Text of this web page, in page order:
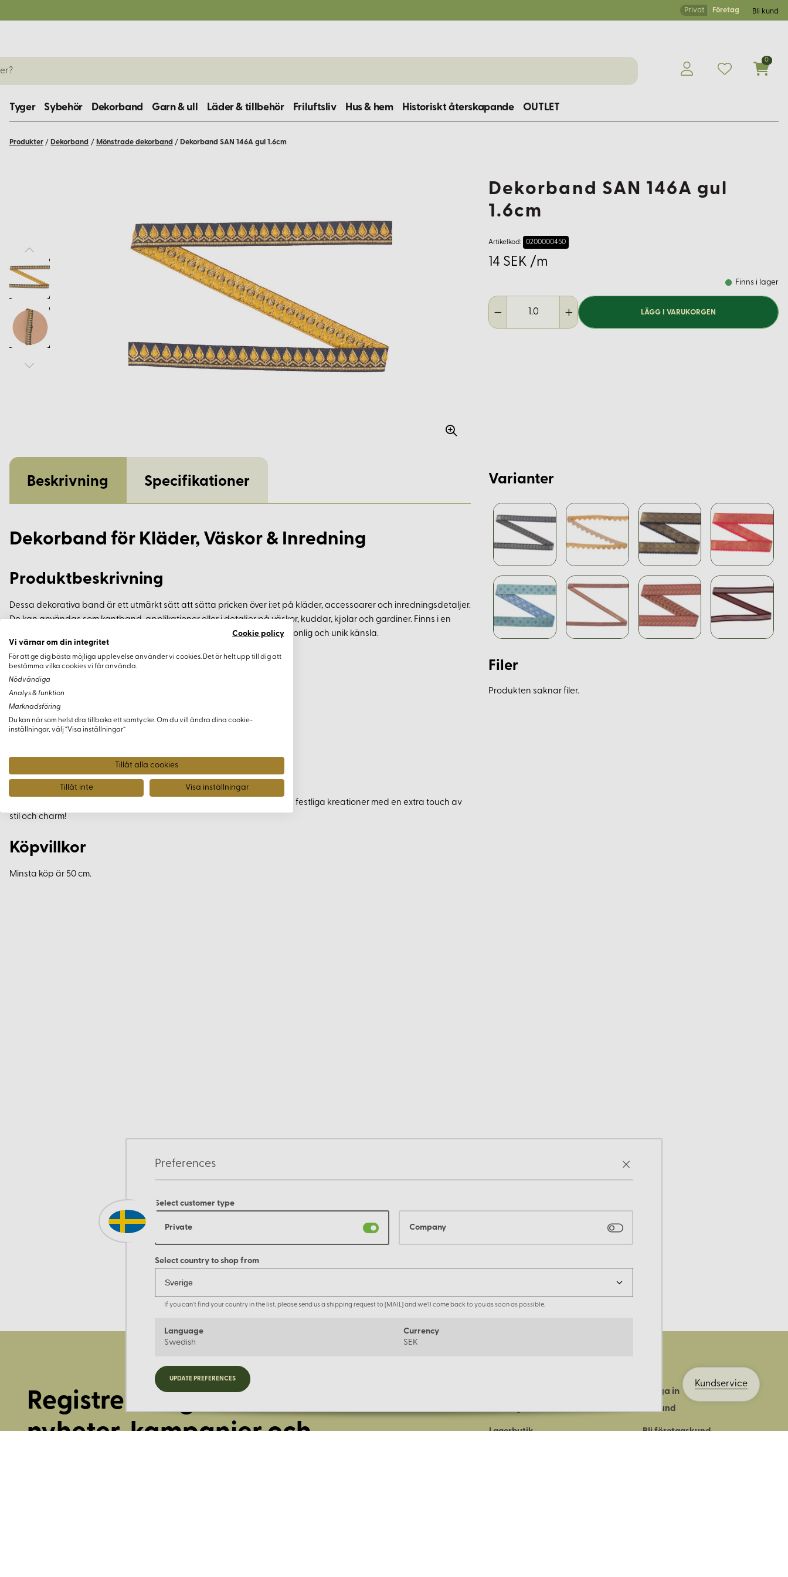
Kundservice
Preferences
Select customer type
Private Company
Select country to shop from
If you can't find your country in the list, please send us a shipping request to [MAIL] and we'll come back to you as soon as possible.
Language
Swedish
Currency
SEK
UPDATE PREFERENCES
Privat Företag Bli kund
0
Tyger Sybehör Dekorband Garn & ull Läder & tillbehör Friluftsliv Hus & hem Historiskt återskapande OUTLET
Produkter / Dekorband / Mönstrade dekorband / Dekorband SAN 146A gul 1.6cm
Dekorband SAN 146A gul
1.6cm
Artikelkod: 0200000450
14 SEK /m
Finns i lager
LÄGG I VARUKORGEN
Beskrivning Specifikationer
Dekorband för Kläder, Väskor & Inredning
Produktbeskrivning
Dessa dekorativa band är ett utmärkt sätt att sätta pricken över i:et på kläder, accessoarer och inredningsdetaljer.
De kan användas som kantband, applikationer eller i detaljer på väskor, kuddar, kjolar och gardiner. Finns i en
mängd olika färger och mönster, perfekt för att ge dina projekt en personlig och unik känsla.
Användningsområden
Kantband på kläder
Applikationer på accessoarer
Dekoration av kuddar och gardiner
Fördelar
Dekorbanden erbjuder ett enkelt sätt att förhöja både vardagliga och festliga kreationer med en extra touch av
stil och charm!
Köpvillkor
Minsta köp är 50 cm.
Varianter
Filer
Produkten saknar filer.
Registrera dig för
nyheter, kampanjer och
Företagets historia
Lagerbutik
Logga in
Bli kund
Bli företagskund
Cookie policy
Vi värnar om din integritet
För att ge dig bästa möjliga upplevelse använder vi cookies. Det är helt upp till dig att
bestämma vilka cookies vi får använda.
Nödvändiga
Analys & funktion
Marknadsföring
Du kan när som helst dra tillbaka ett samtycke. Om du vill ändra dina cookie-
inställningar, välj “Visa inställningar”
Tillåt alla cookies
Tillåt inte Visa inställningar